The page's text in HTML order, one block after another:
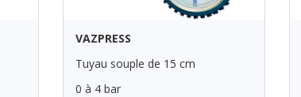
VAZPRESS
Tuyau souple de 15 cm
0 à 4 bar